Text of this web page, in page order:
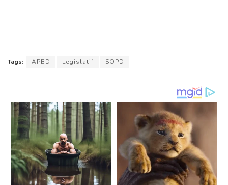
Tags: APBD Legislatif SOPD